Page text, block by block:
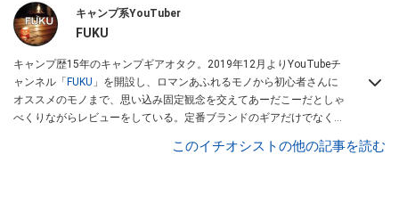
キャンプ系YouTuber
FUKU
キャンプ歴15年のキャンプギアオタク。2019年12月よりYouTubeチ
ャンネル「 FUKU 」を開設し、ロマンあふれるモノから初心者さんに
オススメのモノまで、思い込み固定観念を交えてあーだこーだとしゃ
べくりながらレビューをしている。定番ブランドのギアだけでなく
このイチオシストの他の記事を読む